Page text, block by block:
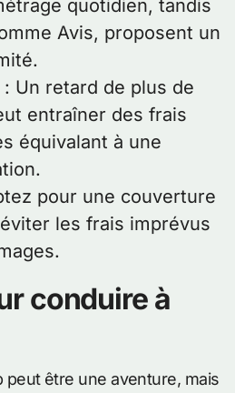
quotidien, tandis
Avis, proposent un
: Un retard de plus de
entraîner des frais
équivalant à une
pour une couverture
les frais imprévus
conduire à
peut être une aventure, mais